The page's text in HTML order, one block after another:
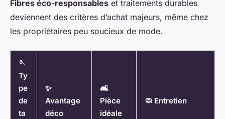
Fibres éco-responsables et traitements durables
deviennent des critères d’achat majeurs, même chez
les propriétaires peu soucieux de mode.
🪡
Ty
pe
de
ta
✨
Avantage
déco
🛋️
Pièce
idéale
🧼 Entretien